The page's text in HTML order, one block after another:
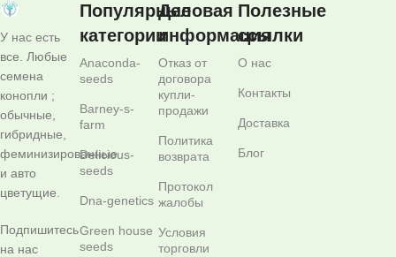
У нас есть
все. Любые
семена
конопли ;
обычные,
гибридные,
феминизированные
и авто
цветущие.
Подпишитесь
на нас
Популярные
категории
Anaconda-
seeds
Barney-s-
farm
Delicious-
seeds
Dna-genetics
Green house
seeds
Деловая
информация
Отказ от
договора
купли-
продажи
Политика
возврата
Протокол
жалобы
Условия
торговли
Полезные
ссылки
О нас
Контакты
Доставка
Блог